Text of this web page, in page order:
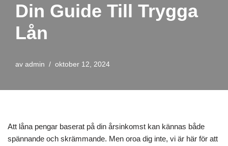
Din Guide Till Trygga
Lån
av admin oktober 12, 2024
Att låna pengar baserat på din årsinkomst kan kännas både
spännande och skrämmande. Men oroa dig inte, vi är här för att